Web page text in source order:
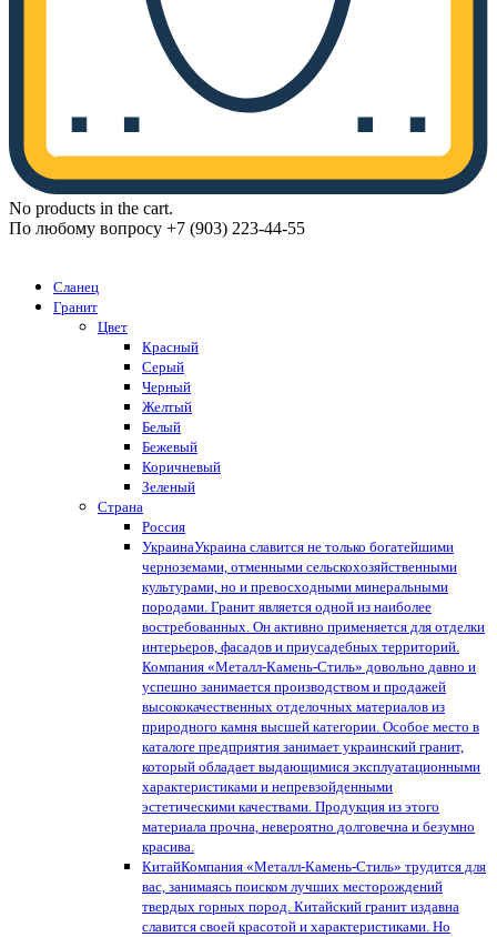
No products in the cart.
По любому вопросу +7 (903) 223-44-55
Сланец
Гранит
Цвет
Красный
Серый
Черный
Желтый
Белый
Бежевый
Коричневый
Зеленый
Страна
Россия
УкраинаУкраина славится не только богатейшими
черноземами, отменными сельскохозяйственными
культурами, но и превосходными минеральными
породами. Гранит является одной из наиболее
востребованных. Он активно применяется для отделки
интерьеров, фасадов и приусадебных территорий.
Компания «Металл-Камень-Стиль» довольно давно и
успешно занимается производством и продажей
высококачественных отделочных материалов из
природного камня высшей категории. Особое место в
каталоге предприятия занимает украинский гранит,
который обладает выдающимися эксплуатационными
характеристиками и непревзойденными
эстетическими качествами. Продукция из этого
материала прочна, невероятно долговечна и безумно
красива.
КитайКомпания «Металл-Камень-Стиль» трудится для
вас, занимаясь поиском лучших месторождений
твердых горных пород. Китайский гранит издавна
славится своей красотой и характеристиками. Но